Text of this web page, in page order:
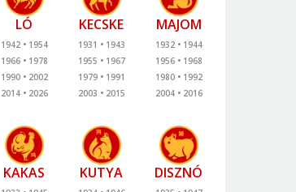
LÓ
1942
1954
1966
1978
1990
2002
2014
2026
KECSKE
1931
1943
1955
1967
1979
1991
2003
2015
MAJOM
1932
1944
1956
1968
1980
1992
2004
2016
KAKAS KUTYA DISZNÓ